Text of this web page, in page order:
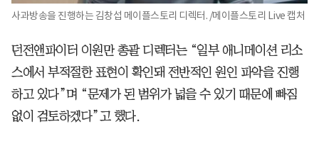
사과방송을 진행하는 김창섭 메이플스토리 디렉터. /메이플스토리 Live 캡처
던전앤파이터 이원만 총괄 디렉터는 “일부 애니메이션 리소
스에서 부적절한 표현이 확인돼 전반적인 원인 파악을 진행
하고 있다”며 “문제가 된 범위가 넓을 수 있기 때문에 빠짐
없이 검토하겠다”고 했다.